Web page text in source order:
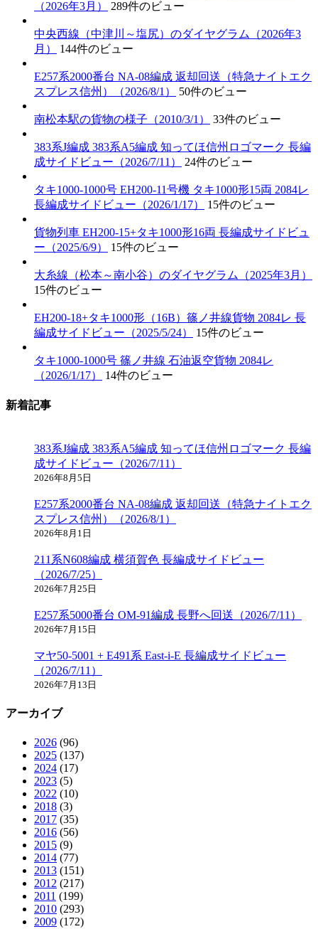
（2026年3月）
289件のビュー
中央西線（中津川～塩尻）のダイヤグラム（2026年3
月）
144件のビュー
E257系2000番台 NA-08編成 返却回送（特急ナイトエク
スプレス信州）（2026/8/1）
50件のビュー
南松本駅の貨物の様子（2010/3/1） 33件のビュー
383系J編成 383系A5編成 知ってほ信州ロゴマーク 長編
成サイドビュー（2026/7/11）
24件のビュー
タキ1000-1000号 EH200-11号機 タキ1000形15両 2084レ
長編成サイドビュー（2026/1/17）
15件のビュー
貨物列車 EH200-15+タキ1000形16両 長編成サイドビュ
ー（2025/6/9）
15件のビュー
大糸線（松本～南小谷）のダイヤグラム（2025年3月）
15件のビュー
EH200-18+タキ1000形（16B）篠ノ井線貨物 2084レ 長
編成サイドビュー（2025/5/24）
15件のビュー
タキ1000-1000号 篠ノ井線 石油返空貨物 2084レ
（2026/1/17）
14件のビュー
新着記事
383系J編成 383系A5編成 知ってほ信州ロゴマーク 長編
成サイドビュー（2026/7/11）
2026年8月5日
E257系2000番台 NA-08編成 返却回送（特急ナイトエク
スプレス信州）（2026/8/1）
2026年8月1日
211系N608編成 横須賀色 長編成サイドビュー
（2026/7/25）
2026年7月25日
E257系5000番台 OM-91編成 長野へ回送（2026/7/11）
2026年7月15日
マヤ50-5001 + E491系 East-i-E 長編成サイドビュー
（2026/7/11）
2026年7月13日
アーカイブ
2026 (96)
2025 (137)
2024 (17)
2023 (5)
2022 (10)
2018 (3)
2017 (35)
2016 (56)
2015 (9)
2014 (77)
2013 (151)
2012 (217)
2011 (199)
2010 (293)
2009 (172)